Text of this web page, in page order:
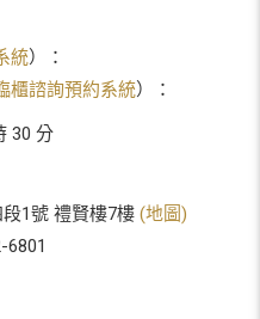
統）：
櫃諮詢預約系統）：
30 分
1號 禮賢樓7樓 (地圖)
6801